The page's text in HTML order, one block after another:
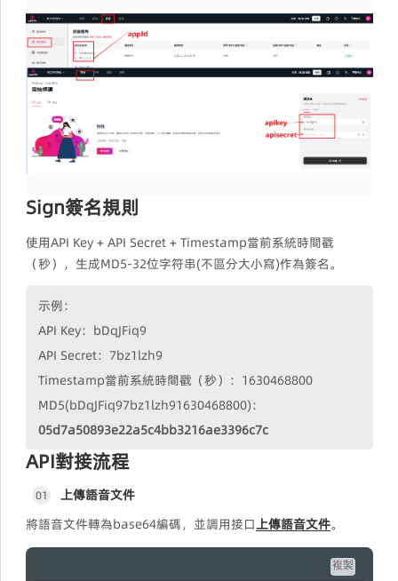
Sign簽名規則
使用API Key + API Secret + Timestamp當前系統時間戳
（秒），生成MD5-32位字符串(不區分大小寫)作為簽名。
示例：
API Key：bDqJFiq9
API Secret：7bz1lzh9
Timestamp當前系統時間戳（秒）：1630468800
MD5(bDqJFiq97bz1lzh91630468800)：
05d7a50893e22a5c4bb3216ae3396c7c
API對接流程
01
上傳語音文件
將語音文件轉為base64編碼，並調用接口上傳語音文件。
複製